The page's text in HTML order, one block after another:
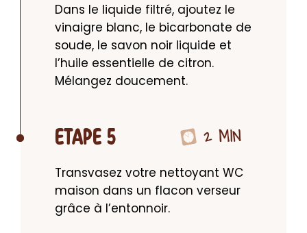
Dans le liquide filtré, ajoutez le
vinaigre blanc, le bicarbonate de
soude, le savon noir liquide et
l’huile essentielle de citron.
Mélangez doucement.
ETAPE 5 2 MIN
Transvasez votre nettoyant WC
maison dans un flacon verseur
grâce à l’entonnoir.